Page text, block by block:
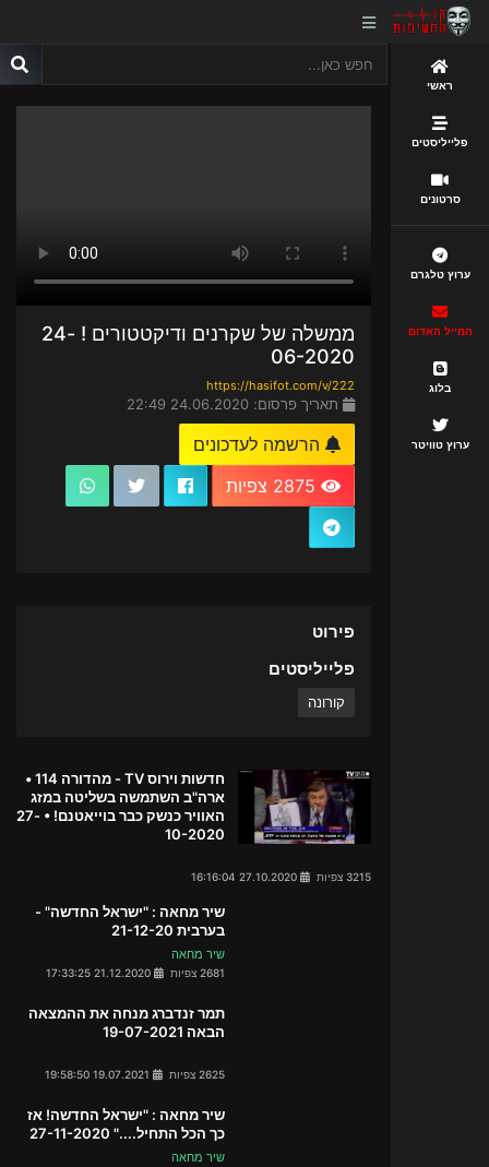
ראשי
פלייליסטים
סרטונים
ערוץ טלגרם
המייל האדום
בלוג
ערוץ טוויטר
ממשלה של שקרנים ודיקטטורים ! 24-
06-2020
https://hasifot.com/v/222
תאריך פרסום: 24.06.2020 22:49
הרשמה לעדכונים
פירוט
פלייליסטים
קורונה
חדשות וירוס TV - מהדורה 114 •
ארה"ב השתמשה בשליטה במזג
האוויר כנשק כבר בוייאטנם! • 27-
10-2020
3215 צפיות
שיר מחאה : "ישראל החדשה" -
בערבית 21-12-20
שיר מחאה
2681 צפיות
תמר זנדברג מנחה את ההמצאה
הבאה 19-07-2021
2625 צפיות
שיר מחאה : "ישראל החדשה! אז
כך הכל התחיל...." 27-11-2020
שיר מחאה